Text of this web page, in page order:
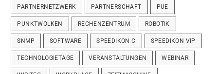
PARTNERNETZWERK PARTNERSCHAFT PUE
PUNKTWOLKEN RECHENZENTRUM ROBOTIK
SNMP SOFTWARE SPEEDIKON C SPEEDIKON VIP
TECHNOLOGIETAGE VERANSTALTUNGEN WEBINAR